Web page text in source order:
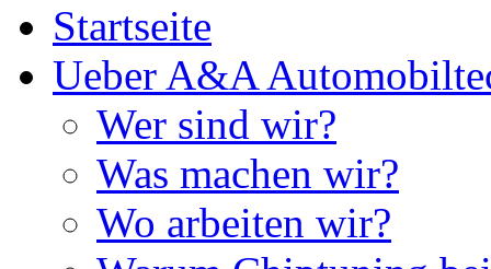
Startseite
Ueber A&A
Wer sind wir?
Was machen wir?
Wo arbeiten wir?